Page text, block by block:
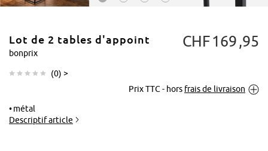
Tapoter pour
Lot de 2 tables d'appoint
bonprix
(0) >
CHF169 95
Prix TTC - hors frais de livraison
métal
Descriptif article